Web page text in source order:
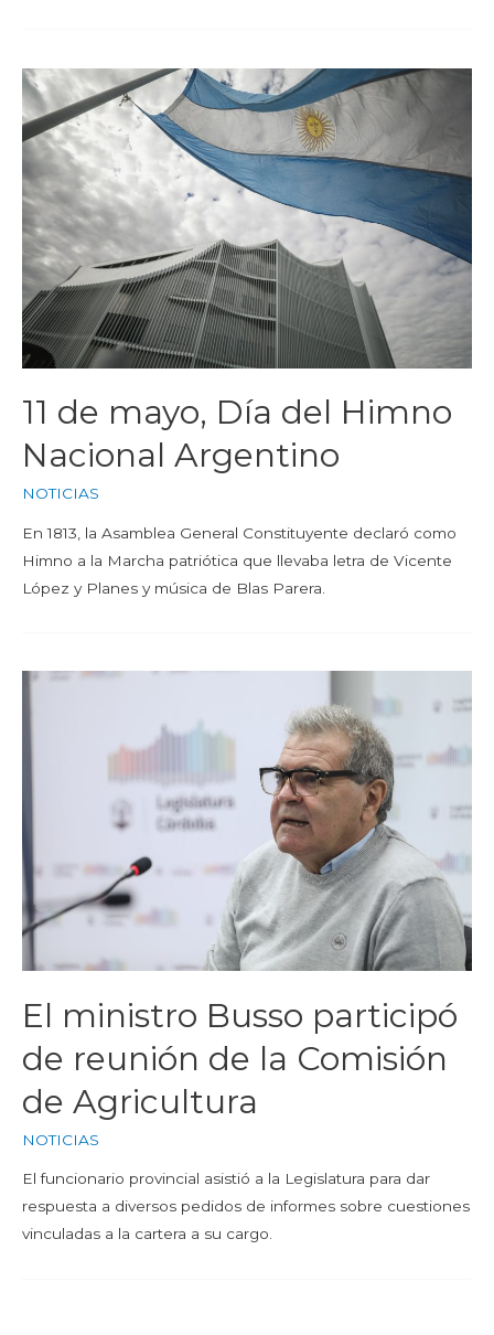
11 de mayo, Día del Himno
Nacional Argentino
NOTICIAS
En 1813, la Asamblea General Constituyente declaró como
Himno a la Marcha patriótica que llevaba letra de Vicente
López y Planes y música de Blas Parera.
El ministro Busso participó
de reunión de la Comisión
de Agricultura
NOTICIAS
El funcionario provincial asistió a la Legislatura para dar
respuesta a diversos pedidos de informes sobre cuestiones
vinculadas a la cartera a su cargo.